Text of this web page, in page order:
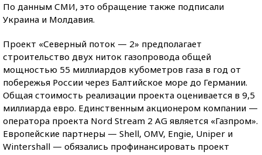
По данным СМИ, это обращение также подписали
Украина и Молдавия.
Проект «Северный поток — 2» предполагает
строительство двух ниток газопровода общей
мощностью 55 миллиардов кубометров газа в год от
побережья России через Балтийское море до Германии.
Общая стоимость реализации проекта оценивается в 9,5
миллиарда евро. Единственным акционером компании —
оператора проекта Nord Stream 2 AG является «Газпром».
Европейские партнеры — Shell, OMV, Engie, Uniper и
Wintershall — обязались профинансировать проект